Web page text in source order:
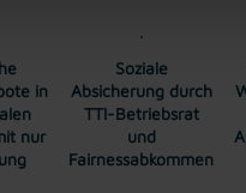
in
nur
Soziale
Absicherung durch
TTI-Betriebsrat
und
Fairnessabkommen